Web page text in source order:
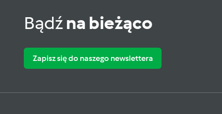
Bądźna bieżąco
Zapisz się do naszego newslettera